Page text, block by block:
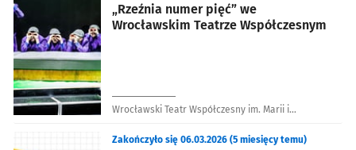
„Rzeźnia numer pięć” we
Wrocławskim Teatrze Współczesnym
Wrocławski Teatr Współczesny im. Marii i
Zakończyło się 06.03.2026 (5 miesięcy temu)